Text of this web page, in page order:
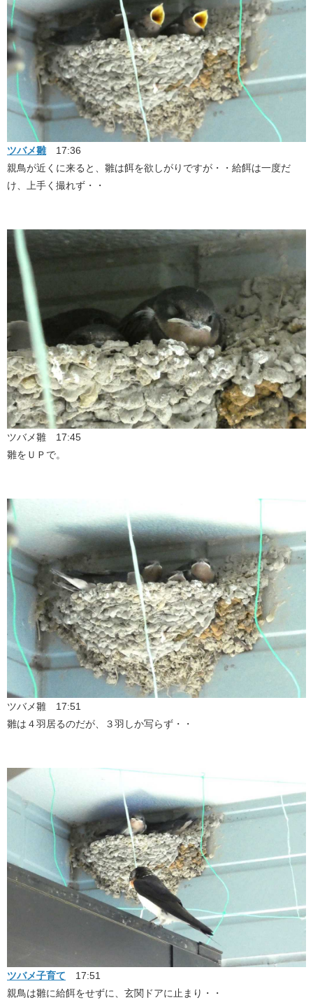
ツバメ雛17:36
親鳥が近くに来ると、雛は餌を欲しがりですが・・給餌は一度だ
け、上手く撮れず・・
ツバメ雛 17:45
雛をＵＰで。
ツバメ雛 17:51
雛は４羽居るのだが、３羽しか写らず・・
ツバメ子育て 17:51
親鳥は雛に給餌をせずに、玄関ドアに止まり・・